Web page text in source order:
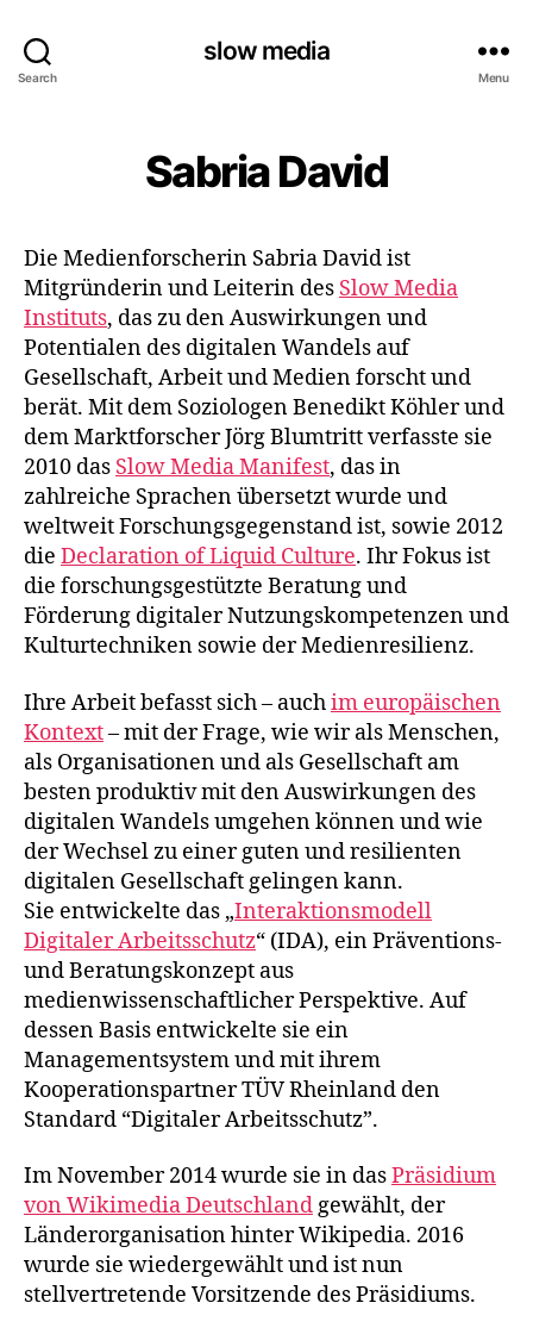
Search
slow media
Menu
Sabria David
Die Medienforscherin Sabria David ist
Mitgründerin und Leiterin des Slow Media
Instituts, das zu den Auswirkungen und
Potentialen des digitalen Wandels auf
Gesellschaft, Arbeit und Medien forscht und
berät. Mit dem Soziologen Benedikt Köhler und
dem Marktforscher Jörg Blumtritt verfasste sie
2010 das Slow Media Manifest, das in
zahlreiche Sprachen übersetzt wurde und
weltweit Forschungsgegenstand ist, sowie 2012
die Declaration of Liquid Culture. Ihr Fokus ist
die forschungsgestützte Beratung und
Förderung digitaler Nutzungskompetenzen und
Kulturtechniken sowie der Medienresilienz.
Ihre Arbeit befasst sich – auchim europäischen
Kontext– mit der Frage, wie wir als Menschen,
als Organisationen und als Gesellschaft am
besten produktiv mit den Auswirkungen des
digitalen Wandels umgehen können und wie
der Wechsel zu einer guten und resilienten
digitalen Gesellschaft gelingen kann.
Sie entwickelte das „Interaktionsmodell
Digitaler Arbeitsschutz“ (IDA), ein Präventions-
und Beratungskonzept aus
medienwissenschaftlicher Perspektive. Auf
dessen Basis entwickelte sie ein
Managementsystem und mit ihrem
Kooperationspartner TÜV Rheinland den
Standard “Digitaler Arbeitsschutz”.
Im November 2014 wurde sie in dasPräsidium
von Wikimedia Deutschlandgewählt, der
Länderorganisation hinter Wikipedia. 2016
wurde sie wiedergewählt und ist nun
stellvertretende Vorsitzende des Präsidiums.